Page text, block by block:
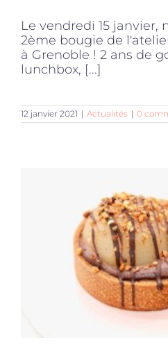
Le vendredi 15 janvier,
2ème bougie de
à Grenoble ! 2 ans de
lunchbox, [...]
12 janvier 2021 | Actualités | 0